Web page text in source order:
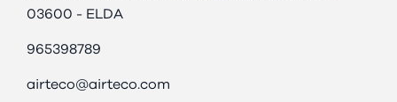
03600 - ELDA
965398789
airteco@airteco.com